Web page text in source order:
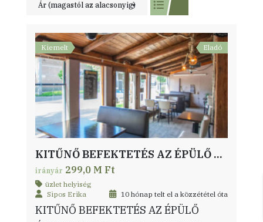
Ár (magastól az alacsonyig)
Kiemelt Eladó
KITŰNŐ BEFEKTETÉS AZ ÉPÜLŐ ÚJPESTI STADIONNAL SZEMBEN
irányár 299,0 M Ft
üzlet helyiség
Sipos Erika
10 hónap telt el a közzététel óta
KITŰNŐ BEFEKTETÉS AZ ÉPÜLŐ